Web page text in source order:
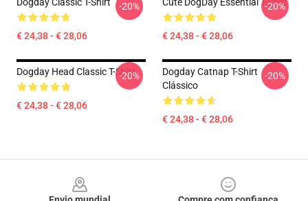
€ 24,38 - € 28,06
-20%
€ 24,38 - € 28,06
-20%
Dogday Head Classic T-Shirt
€ 24,38 - € 28,06
-20%
Dogday Catnap T-Shirt
Clássico
€ 24,38 - € 28,06
-20%